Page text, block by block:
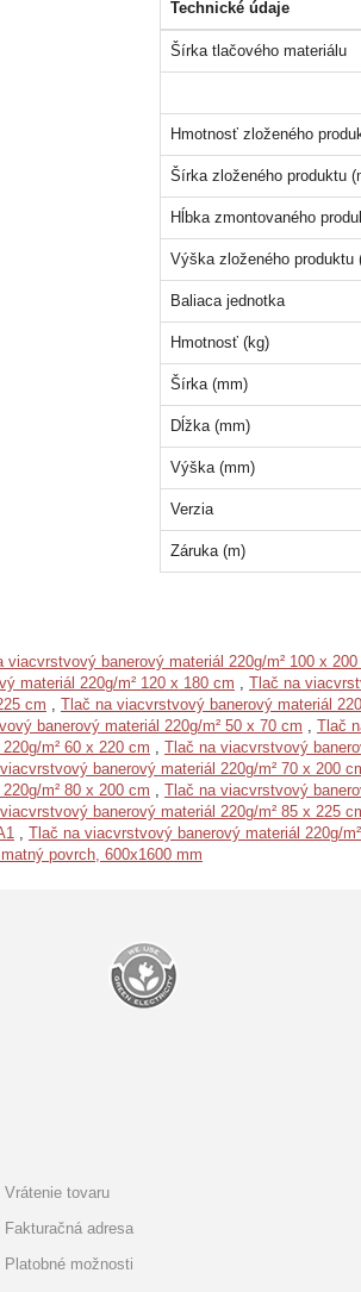
Technické údaje
Šírka tlačového materiálu
Hmotnosť zloženého
Šírka zloženého produktu
Hĺbka zmontovaného
Výška zloženého produktu
Baliaca jednotka
Hmotnosť (kg)
Šírka (mm)
Dĺžka (mm)
Výška (mm)
Verzia
Záruka (m)
viacvrstvový banerový materiál 220g/m² 100 x 200
materiál 220g/m² 120 x 180 cm , Tlač na
cm , Tlač na viacvrstvový banerový materiál
banerový materiál 220g/m² 50 x 70 cm , Tlač
m² 60 x 220 cm , Tlač na viacvrstvový
banerový materiál 220g/m² 70 x 200
m² 80 x 200 cm , Tlač na viacvrstvový
banerový materiál 220g/m² 85 x 225
, Tlač na viacvrstvový banerový materiál 220g/
povrch, 600x1600 mm
Vrátenie tovaru
Fakturačná adresa
Platobné možnosti